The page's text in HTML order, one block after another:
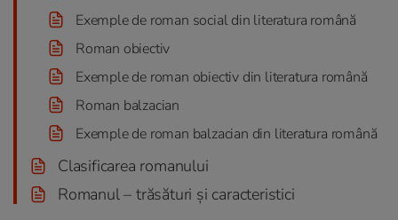
Exemple de roman social din literatura română
Roman obiectiv
Exemple de roman obiectiv din literatura română
Roman balzacian
Exemple de roman balzacian din literatura română
Clasificarea romanului
Romanul – trăsături și caracteristici